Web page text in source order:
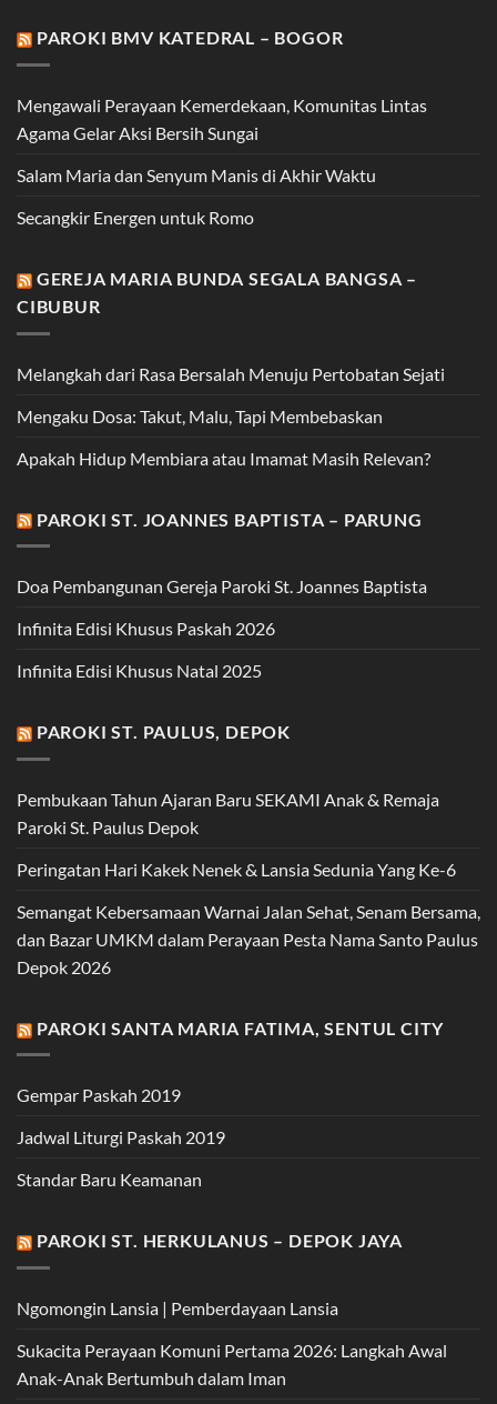
PAROKI BMV KATEDRAL – BOGOR
Mengawali Perayaan Kemerdekaan, Komunitas Lintas
Agama Gelar Aksi Bersih Sungai
Salam Maria dan Senyum Manis di Akhir Waktu
Secangkir Energen untuk Romo
GEREJA MARIA BUNDA SEGALA BANGSA –
CIBUBUR
Melangkah dari Rasa Bersalah Menuju Pertobatan Sejati
Mengaku Dosa: Takut, Malu, Tapi Membebaskan
Apakah Hidup Membiara atau Imamat Masih Relevan?
PAROKI ST. JOANNES BAPTISTA – PARUNG
Doa Pembangunan Gereja Paroki St. Joannes Baptista
Infinita Edisi Khusus Paskah 2026
Infinita Edisi Khusus Natal 2025
PAROKI ST. PAULUS, DEPOK
Pembukaan Tahun Ajaran Baru SEKAMI Anak & Remaja
Paroki St. Paulus Depok
Peringatan Hari Kakek Nenek & Lansia Sedunia Yang Ke-6
Semangat Kebersamaan Warnai Jalan Sehat, Senam Bersama,
dan Bazar UMKM dalam Perayaan Pesta Nama Santo Paulus
Depok 2026
PAROKI SANTA MARIA FATIMA, SENTUL CITY
Gempar Paskah 2019
Jadwal Liturgi Paskah 2019
Standar Baru Keamanan
PAROKI ST. HERKULANUS – DEPOK JAYA
Ngomongin Lansia | Pemberdayaan Lansia
Sukacita Perayaan Komuni Pertama 2026: Langkah Awal
Anak-Anak Bertumbuh dalam Iman